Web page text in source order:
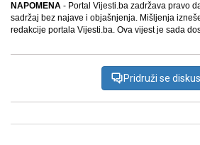
NAPOMENA - Portal Vijesti.ba zadržava pravo
sadržaj bez najave i objašnjenja. Mišljenja
redakcije portala Vijesti.ba. Ova vijest je sada
Pridruži se